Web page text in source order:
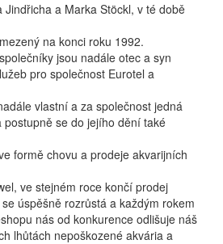
a Marka Stöckl, v té době
na konci roku 1992.
jsou nadále otec a syn
pro společnost Eurotel a
vlastní a za společnost jedná
se do jejího dění také
formě chovu a prodeje akvarijních
ve stejném roce končí prodej
úspěšně rozrůstá a každým rokem
nás od konkurence odlišuje náš
lhůtách nepoškozené akvária a